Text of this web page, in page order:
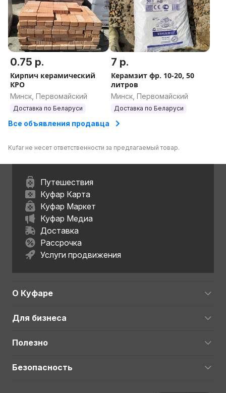
0.75 р.
Кирпич керамический
КРО
Минск, Первомайский
Доставка по Беларуси
7 р.
Керамзит фр. 10-20, 50
литров
Минск, Первомайский
Доставка по Беларуси
Все объявления продавца
Kufar не несет ответственности за предлагаемый товар.
Путешествия
Куфар Карта
Куфар Маркет
Куфар Медиа
Доставка
Рассрочка
Услуги продвижения
О Куфаре
Для бизнеса
Полезно
Безопасность